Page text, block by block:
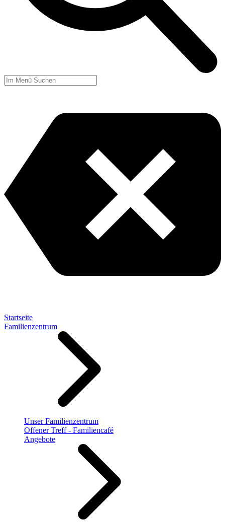
Startseite
Familienzentrum
Unser Familienzentrum
Offener Treff - Familiencafé
Angebote